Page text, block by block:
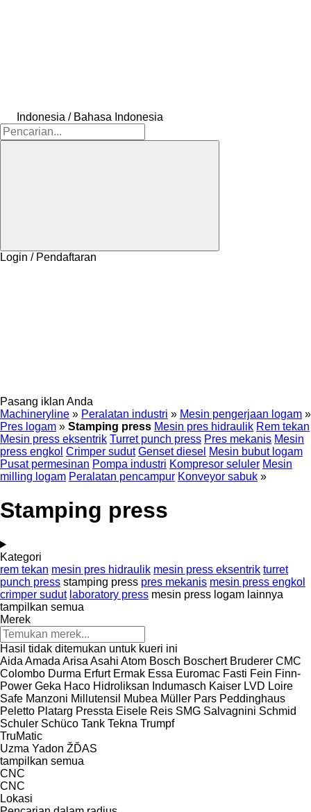
Indonesia / Bahasa Indonesia
Login / Pendaftaran
Pasang iklan Anda
Machineryline » Peralatan industri » Mesin pengerjaan logam »
Pres logam » Stamping press Mesin pres hidraulik Rem tekan
Mesin press eksentrik Turret punch press Pres mekanis Mesin
press engkol Crimper sudut Genset diesel Mesin bubut logam
Pusat permesinan Pompa industri Kompresor seluler Mesin
milling logam Peralatan pencampur Konveyor sabuk »
Stamping press
Kategori
rem tekan mesin pres hidraulik mesin press eksentrik turret
punch press stamping press pres mekanis mesin press engkol
crimper sudut laboratory press mesin press logam lainnya
tampilkan semua
Merek
Hasil tidak ditemukan untuk kueri ini
Aida Amada Arisa Asahi Atom Bosch Boschert Bruderer CMC
Colombo Durma Erfurt Ermak Essa Euromac Fasti Fein Finn-
Power Geka Haco Hidroliksan Indumasch Kaiser LVD Loire
Safe Manzoni Millutensil Mubea Müller Pars Peddinghaus
Peletto Platarg Pressta Eisele Reis SMG Salvagnini Schmid
Schuler Schüco Tank Tekna Trumpf
TruMatic
Uzma Yadon ŽĎAS
tampilkan semua
CNC
CNC
Lokasi